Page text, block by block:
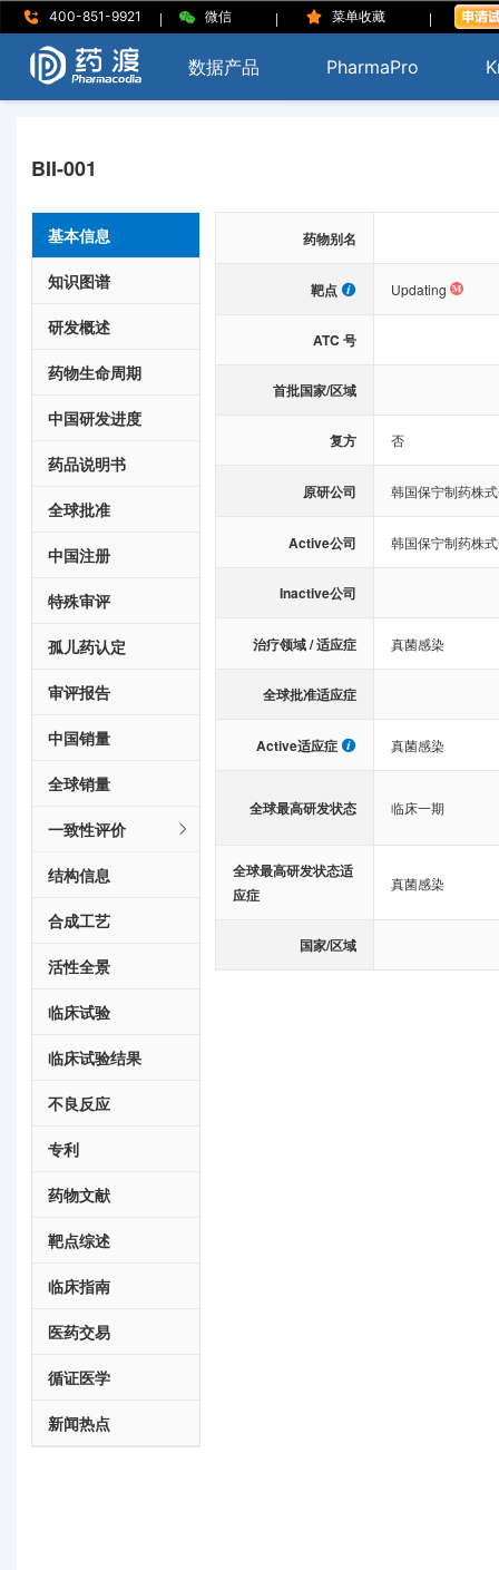
400-851-9921 | 微信 | 菜单收藏 |
数据产品 PharmaPro
BII-001
基本信息
知识图谱
研发概述
药物生命周期
中国研发进度
药品说明书
全球批准
中国注册
特殊审评
孤儿药认定
审评报告
中国销量
全球销量
一致性评价
结构信息
合成工艺
活性全景
临床试验
临床试验结果
不良反应
专利
药物文献
靶点综述
临床指南
医药交易
循证医学
新闻热点
药物别名
靶点 Updating
ATC 号
首批国家/区域
复方 否
原研公司 韩国保宁制药株
Active公司 韩国保宁制药株
Inactive公司
治疗领域 / 适应症 真菌感染
全球批准适应症
Active适应症 真菌感染
全球最高研发状态 临床一期
全球最高研发状态适
应症
真菌感染
国家/区域